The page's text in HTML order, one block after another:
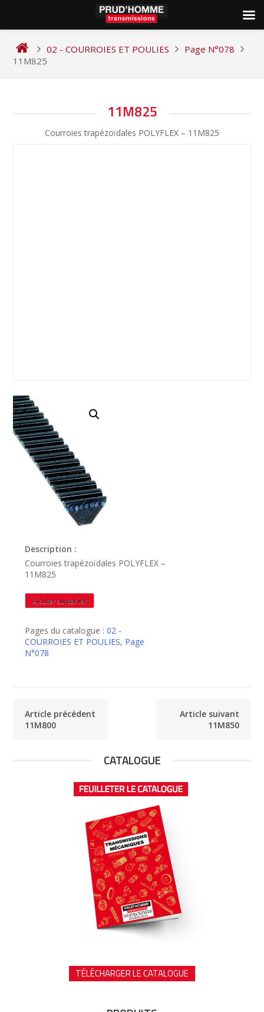
content
02 - COURROIES ET POULIES
Page N°078
11M825
11M825
Courroies trapézoïdales POLYFLEX – 11M825
Description :
Courroies trapézoïdales POLYFLEX –
11M825
quantité
de
Ajouter au panier
Pages du catalogue :02 -
COURROIES ET POULIES, Page
N°078
Article précédent
11M800
Article suivant
11M850
CATALOGUE
TÉLÉCHARGER LE CATALOGUE